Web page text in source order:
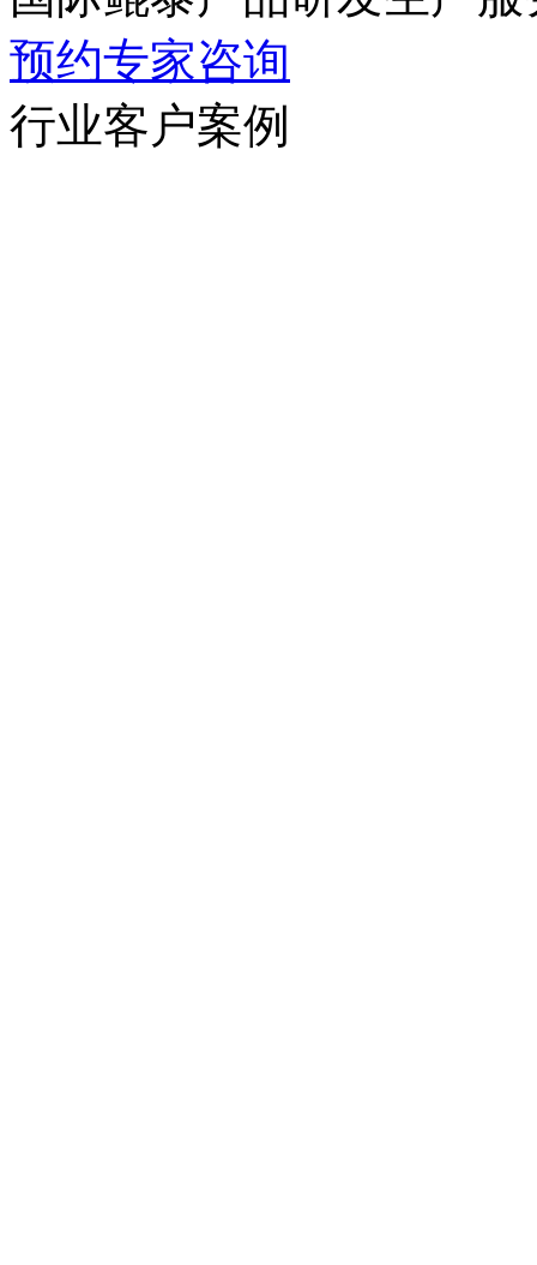
预约专家咨询
行业客户案例